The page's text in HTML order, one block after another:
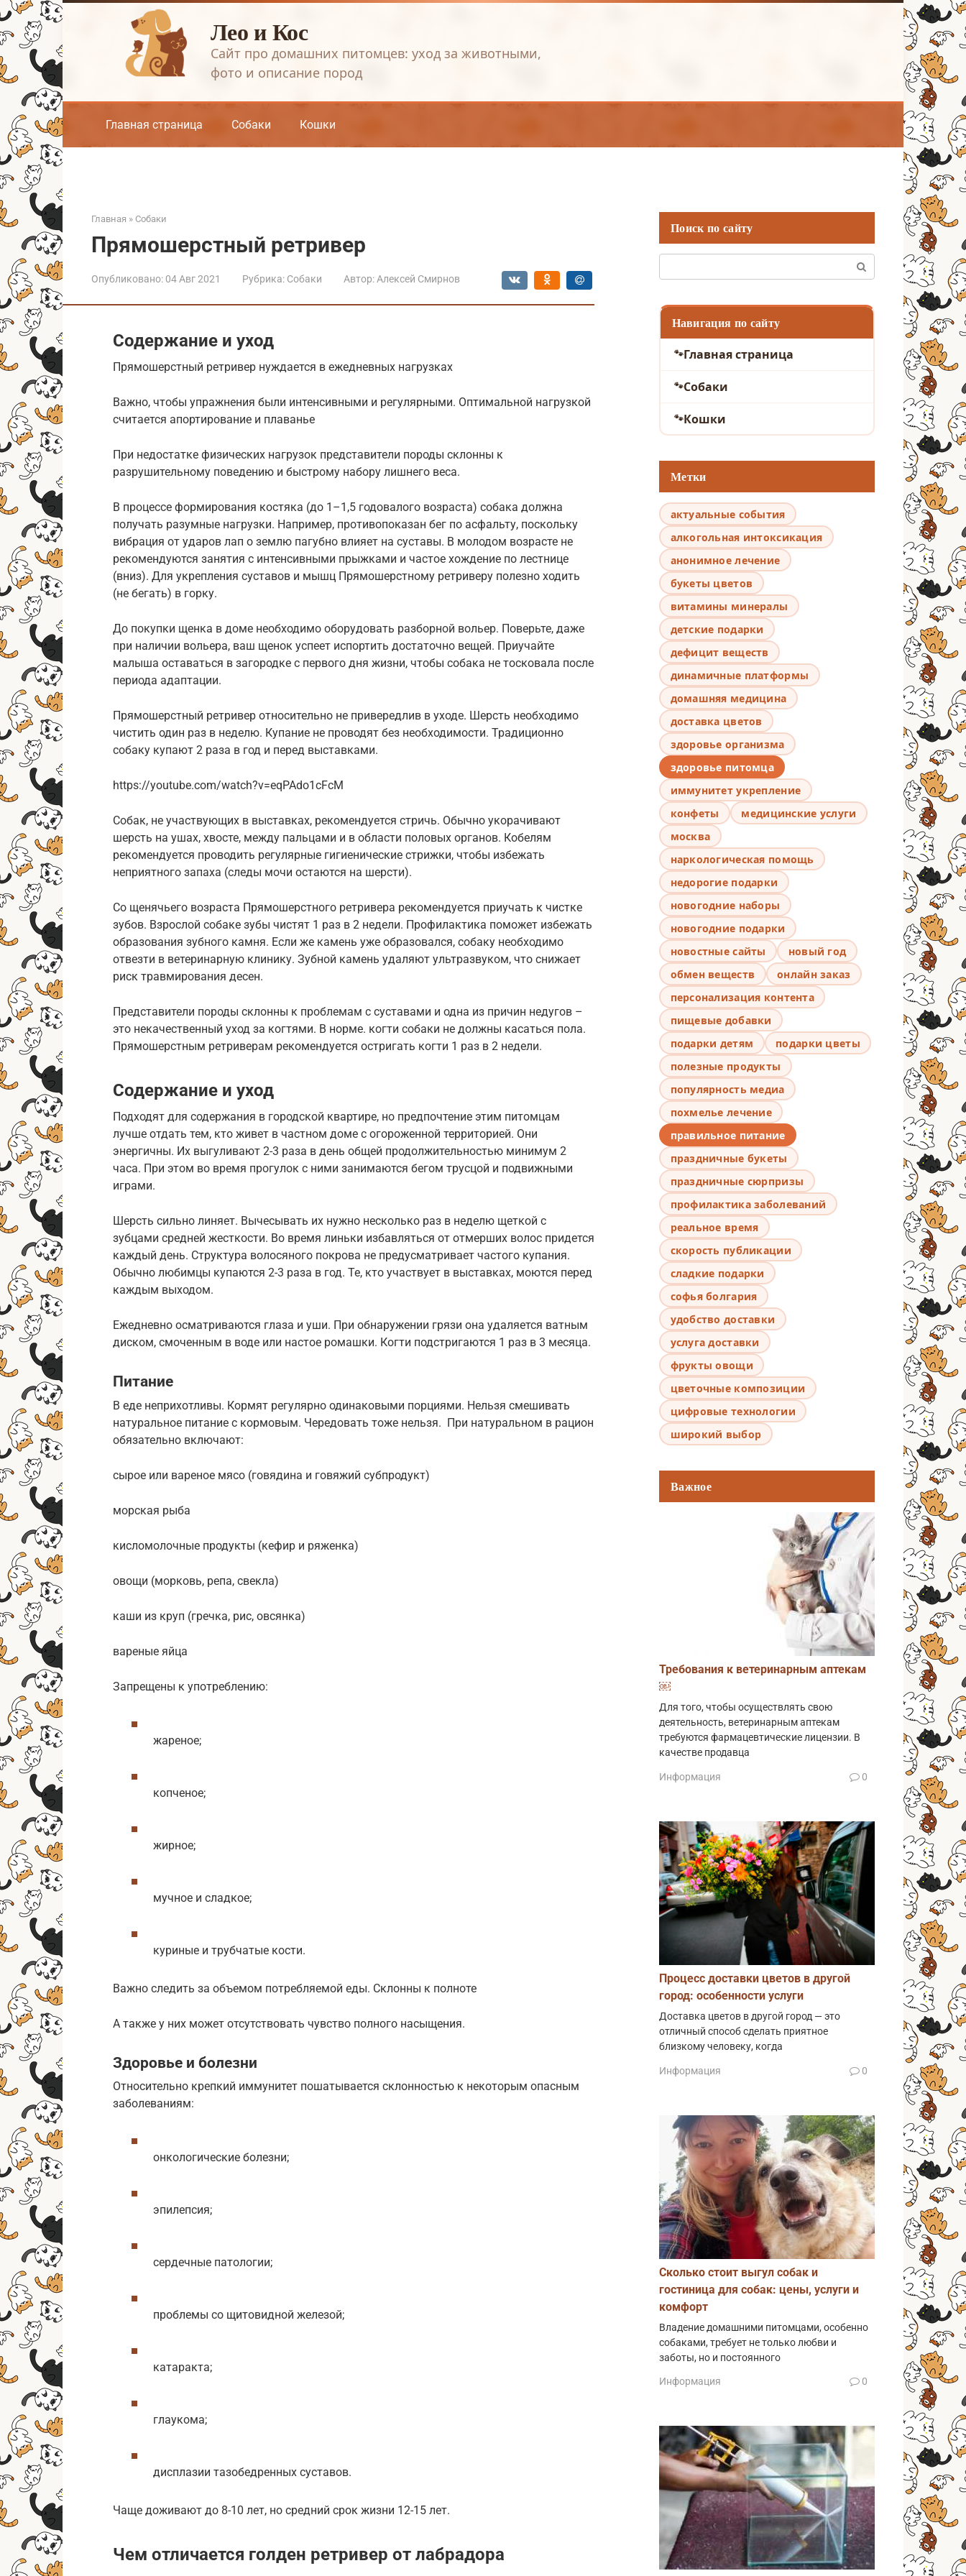
Перейти
к
контенту
Лео и Кос
Сайт про домашних питомцев: уход за животными,
фото и описание пород
Главная страница Собаки Кошки
Главная » Собаки
Прямошерстный ретривер
Опубликовано: 04 Авг 2021 Рубрика: Собаки Автор: Алексей Смирнов
Содержание и уход
Прямошерстный ретривер нуждается в ежедневных нагрузках
Важно, чтобы упражнения были интенсивными и регулярными. Оптимальной нагрузкой
считается апортирование и плаванье
При недостатке физических нагрузок представители породы склонны к
разрушительному поведению и быстрому набору лишнего веса.
В процессе формирования костяка (до 1–1,5 годовалого возраста) собака должна
получать разумные нагрузки. Например, противопоказан бег по асфальту, поскольку
вибрация от ударов лап о землю пагубно влияет на суставы. В молодом возрасте не
рекомендуются занятия с интенсивными прыжками и частое хождение по лестнице
(вниз). Для укрепления суставов и мышц Прямошерстному ретриверу полезно ходить
(не бегать) в горку.
До покупки щенка в доме необходимо оборудовать разборной вольер. Поверьте, даже
при наличии вольера, ваш щенок успеет испортить достаточно вещей. Приучайте
малыша оставаться в загородке с первого дня жизни, чтобы собака не тосковала после
периода адаптации.
Прямошерстный ретривер относительно не привередлив в уходе. Шерсть необходимо
чистить один раз в неделю. Купание не проводят без необходимости. Традиционно
собаку купают 2 раза в год и перед выставками.
https://youtube.com/watch?v=eqPAdo1cFcM
Собак, не участвующих в выставках, рекомендуется стричь. Обычно укорачивают
шерсть на ушах, хвосте, между пальцами и в области половых органов. Кобелям
рекомендуется проводить регулярные гигиенические стрижки, чтобы избежать
неприятного запаха (следы мочи остаются на шерсти).
Со щенячьего возраста Прямошерстного ретривера рекомендуется приучать к чистке
зубов. Взрослой собаке зубы чистят 1 раз в 2 недели. Профилактика поможет избежать
образования зубного камня. Если же камень уже образовался, собаку необходимо
отвезти в ветеринарную клинику. Зубной камень удаляют ультразвуком, что снижает
риск травмирования десен.
Представители породы склонны к проблемам с суставами и одна из причин недугов –
это некачественный уход за когтями. В норме. когти собаки не должны касаться пола.
Прямошерстным ретриверам рекомендуется остригать когти 1 раз в 2 недели.
Содержание и уход
Подходят для содержания в городской квартире, но предпочтение этим питомцам
лучше отдать тем, кто живет в частном доме с огороженной территорией. Они
энергичны. Их выгуливают 2-3 раза в день общей продолжительностью минимум 2
часа. При этом во время прогулок с ними занимаются бегом трусцой и подвижными
играми.
Шерсть сильно линяет. Вычесывать их нужно несколько раз в неделю щеткой с
зубцами средней жесткости. Во время линьки избавляться от отмерших волос придется
каждый день. Структура волосяного покрова не предусматривает частого купания.
Обычно любимцы купаются 2-3 раза в год. Те, кто участвует в выставках, моются перед
каждым выходом.
Ежедневно осматриваются глаза и уши. При обнаружении грязи она удаляется ватным
диском, смоченным в воде или настое ромашки. Когти подстригаются 1 раз в 3 месяца.
Питание
В еде неприхотливы. Кормят регулярно одинаковыми порциями. Нельзя смешивать
натуральное питание с кормовым. Чередовать тоже нельзя. При натуральном в рацион
обязательно включают:
сырое или вареное мясо (говядина и говяжий субпродукт)
морская рыба
кисломолочные продукты (кефир и ряженка)
овощи (морковь, репа, свекла)
каши из круп (гречка, рис, овсянка)
вареные яйца
Запрещены к употреблению:
жареное;
копченое;
жирное;
мучное и сладкое;
куриные и трубчатые кости.
Важно следить за объемом потребляемой еды. Склонны к полноте
А также у них может отсутствовать чувство полного насыщения.
Здоровье и болезни
Относительно крепкий иммунитет пошатывается склонностью к некоторым опасным
заболеваниям:
онкологические болезни;
эпилепсия;
сердечные патологии;
проблемы со щитовидной железой;
катаракта;
глаукома;
дисплазии тазобедренных суставов.
Чаще доживают до 8-10 лет, но средний срок жизни 12-15 лет.
Чем отличается голден ретривер от лабрадора
Поиск по сайту
Навигация по сайту
Главная страница
Собаки
Кошки
Метки
актуальные события
алкогольная интоксикация
анонимное лечение
букеты цветов
витамины минералы
детские подарки
дефицит веществ
динамичные платформы
домашняя медицина
доставка цветов
здоровье организма
здоровье питомца
иммунитет укрепление
конфеты
медицинские услуги
москва
наркологическая помощь
недорогие подарки
новогодние наборы
новогодние подарки
новостные сайты
новый год
обмен веществ
онлайн заказ
персонализация контента
пищевые добавки
подарки детям
подарки цветы
полезные продукты
популярность медиа
похмелье лечение
правильное питание
праздничные букеты
праздничные сюрпризы
профилактика заболеваний
реальное время
скорость публикации
сладкие подарки
софья болгария
удобство доставки
услуга доставки
фрукты овощи
цветочные композиции
цифровые технологии
широкий выбор
Важное
Требования к ветеринарным аптекам
￼
Для того, чтобы осуществлять свою
деятельность, ветеринарным аптекам
требуются фармацевтические лицензии. В
качестве продавца
Информация 0
Процесс доставки цветов в другой
город: особенности услуги
Доставка цветов в другой город — это
отличный способ сделать приятное
близкому человеку, когда
Информация 0
Сколько стоит выгул собак и
гостиница для собак: цены, услуги и
комфорт
Владение домашними питомцами, особенно
собаками, требует не только любви и
заботы, но и постоянного
Информация 0